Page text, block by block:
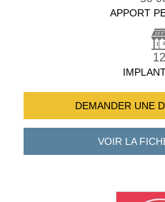
APPORT
DEMANDER UNE
VOIR LA